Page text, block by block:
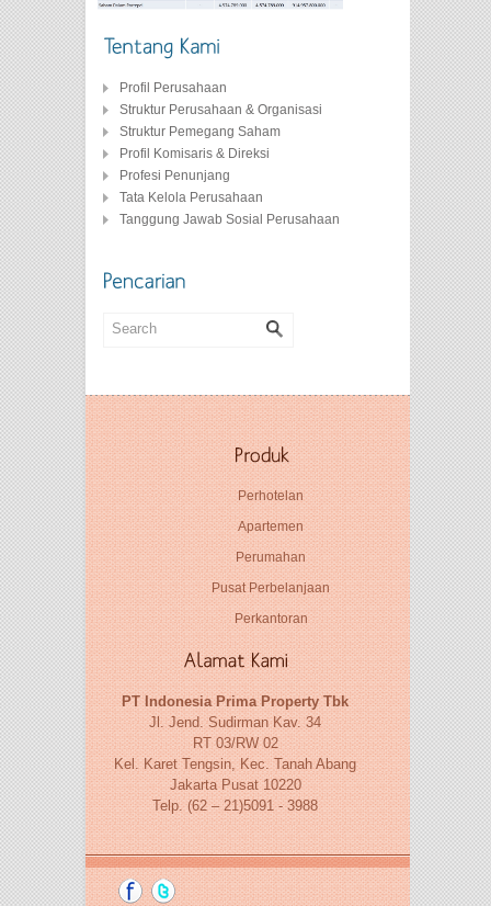
Profil Perusahaan
Struktur Perusahaan & Organisasi
Struktur Pemegang Saham
Profil Komisaris & Direksi
Profesi Penunjang
Tata Kelola Perusahaan
Tanggung Jawab Sosial Perusahaan
Perhotelan
Apartemen
Perumahan
Pusat Perbelanjaan
Perkantoran
PT Indonesia Prima Property Tbk
Jl. Jend. Sudirman Kav. 34
RT 03/RW 02
Kel. Karet Tengsin, Kec. Tanah Abang
Jakarta Pusat 10220
Telp. (62 – 21)5091 - 3988